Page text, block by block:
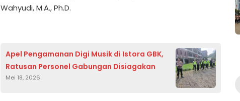
Wahyudi, M.A., Ph.D.
Apel Pengamanan Digi Musik di Istora GBK,
Ratusan Personel Gabungan Disiagakan
Mei 18, 2026